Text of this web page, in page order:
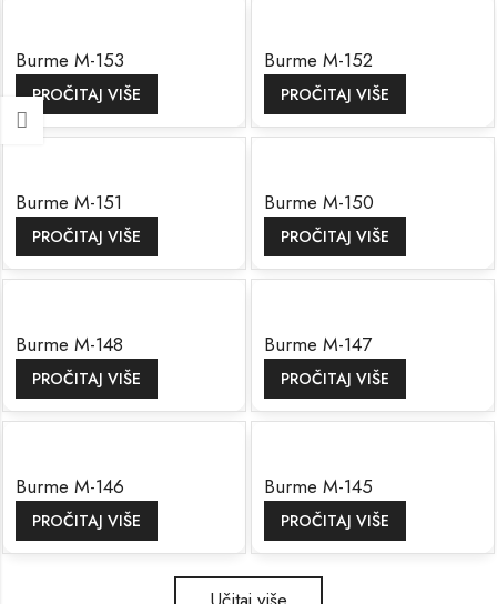
Burme M-153
PROČITAJ VIŠE
Burme M-152
PROČITAJ VIŠE
Burme M-151
PROČITAJ VIŠE
Burme M-150
PROČITAJ VIŠE
Burme M-148
PROČITAJ VIŠE
Burme M-147
PROČITAJ VIŠE
Burme M-146
PROČITAJ VIŠE
Burme M-145
PROČITAJ VIŠE